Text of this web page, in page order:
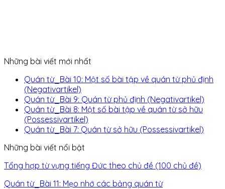
Những bài viết mới nhất
Quán từ_Bài 10: Một số bài tập về quán từ phủ định
(Negativartikel)
Quán từ_Bài 9: Quán từ phủ định (Negativartikel)
Quán từ_Bài 8: Một số bài tập về quán từ sở hữu
(Possessivartikel)
Quán từ_Bài 7: Quán từ sở hữu (Possessivartikel)
Những bài viết nổi bật
Tổng hợp từ vựng tiếng Đức theo chủ đề (100 chủ đề)
Quán từ_Bài 11: Mẹo nhớ các bảng quán từ